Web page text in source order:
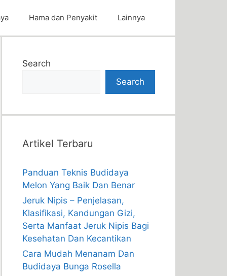
Hama dan Penyakit Lainnya
Search
Search
Artikel Terbaru
Panduan Teknis Budidaya
Melon Yang Baik Dan Benar
Jeruk Nipis – Penjelasan,
Klasifikasi, Kandungan Gizi,
Serta Manfaat Jeruk Nipis Bagi
Kesehatan Dan Kecantikan
Cara Mudah Menanam Dan
Budidaya Bunga Rosella